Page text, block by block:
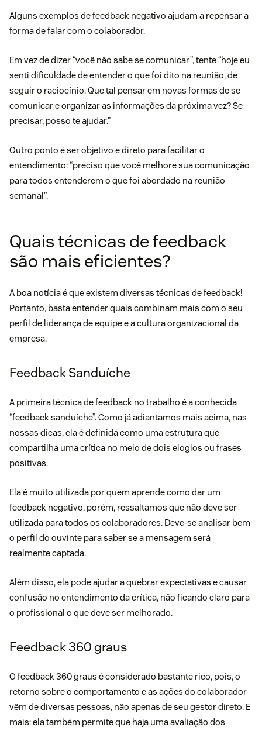
Alguns exemplos de feedback negativo ajudam a repensar a
forma de falar com o colaborador.
Em vez de dizer “você não sabe se comunicar”, tente “hoje eu
senti dificuldade de entender o que foi dito na reunião, de
seguir o raciocínio. Que tal pensar em novas formas de se
comunicar e organizar as informações da próxima vez? Se
precisar, posso te ajudar.”
Outro ponto é ser objetivo e direto para facilitar o
entendimento: “preciso que você melhore sua comunicação
para todos entenderem o que foi abordado na reunião
semanal”.
Quais técnicas de feedback
são mais eficientes?
A boa notícia é que existem diversas técnicas de feedback!
Portanto, basta entender quais combinam mais com o seu
perfil de liderançade equipe e a cultura organizacional da
empresa.
Feedback Sanduíche
A primeira técnica de feedback no trabalho é a conhecida
“feedback sanduíche”. Como já adiantamos mais acima, nas
nossas dicas, ela é definida como uma estrutura que
compartilha uma crítica no meio de dois elogios ou frases
positivas.
Ela é muito utilizada por quem aprende como dar um
feedback negativo, porém, ressaltamos que não deve ser
utilizada para todos os colaboradores. Deve-se analisar bem
o perfil do ouvinte para saber se a mensagem será
realmente captada.
Além disso, ela pode ajudar a quebrar expectativas e causar
confusão no entendimento da crítica, não ficando claro para
o profissional o que deve ser melhorado.
Feedback 360 graus
O feedback 360 graus é considerado bastante rico, pois, o
retorno sobre o comportamento e as ações do colaborador
vêm de diversas pessoas, não apenas de seu gestor direto. E
mais: ela também permite que haja uma avaliação dos